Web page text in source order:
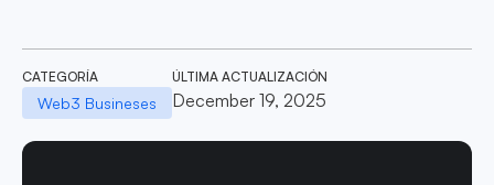
CATEGORÍA
Web3 Busineses
ÚLTIMA ACTUALIZACIÓN
December 19, 2025